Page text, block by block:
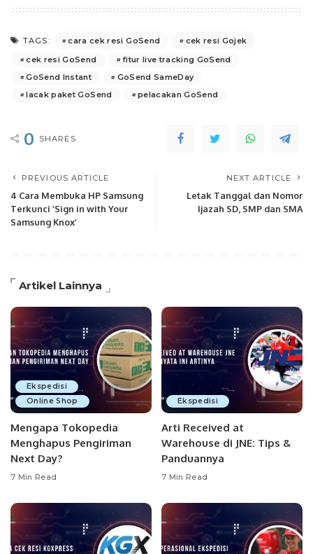
TAGS: cara cek resi GoSend
cek resi Gojek
cek resi GoSend
fitur live tracking GoSend
GoSend Instant
GoSend SameDay
lacak paket GoSend
pelacakan GoSend
0 SHARES
PREVIOUS ARTICLE
4 Cara Membuka HP Samsung
Terkunci ‘Sign in with Your
Samsung Knox’
NEXT ARTICLE
Letak Tanggal dan Nomor
Ijazah SD, SMP dan SMA
Artikel Lainnya
Ekspedisi
Online Shop
Mengapa Tokopedia
Menghapus Pengiriman
Next Day?
7 Min Read
Ekspedisi
Arti Received at
Warehouse di JNE: Tips &
Panduannya
7 Min Read